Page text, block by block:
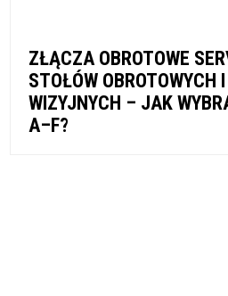
ZŁĄCZA OBROTOWE
STOŁÓW OBROTOWYCH
WIZYJNYCH – JAK
A–F?